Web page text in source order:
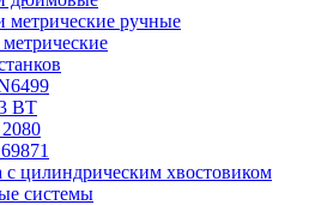
метрические ручные
BT
с цилиндрическим хвостовиком
системы